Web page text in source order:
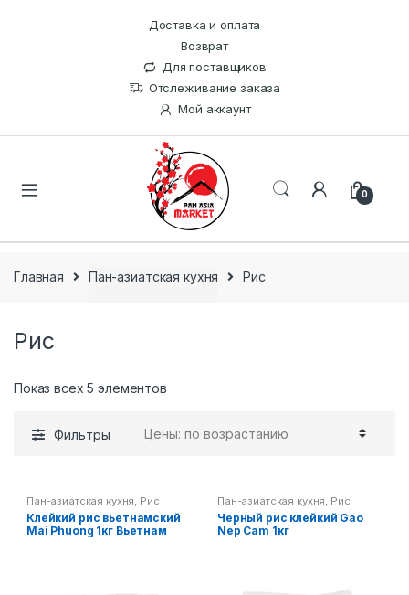
Доставка и оплата
Возврат
Для поставщиков
Отслеживание заказа
Мой аккаунт
0
Главная Пан-азиатская кухня Рис
Рис
Показ всех 5 элементов
Фильтры
Пан-азиатская кухня Рис
Клейкий рис вьетнамский
Mai Phuong 1кг Вьетнам
Пан-азиатская кухня Рис
Черный рис клейкий Gao
Nep Cam 1кг